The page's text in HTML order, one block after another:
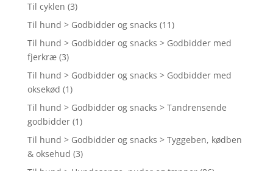
Til cyklen (3)
Til hund > Godbidder og snacks (11)
Til hund > Godbidder og snacks > Godbidder med
fjerkræ (3)
Til hund > Godbidder og snacks > Godbidder med
oksekød (1)
Til hund > Godbidder og snacks > Tandrensende
godbidder (1)
Til hund > Godbidder og snacks > Tyggeben, kødben
& oksehud (3)